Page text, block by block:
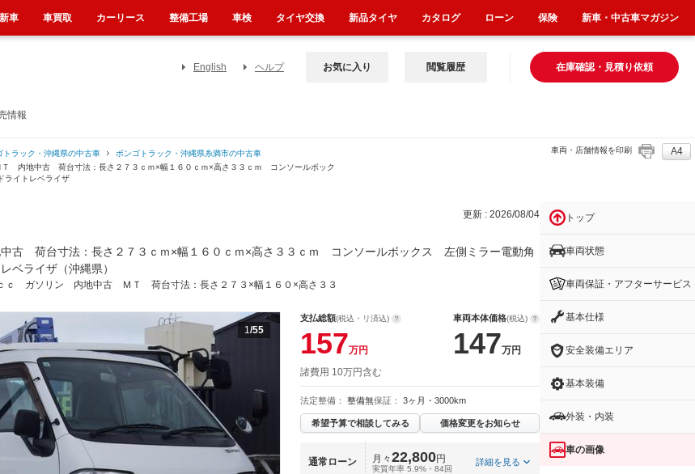
情報
English ヘルプ 在庫確認・見積り依頼
お気に入り 閲覧履歴
トラック・沖縄県の中古車
ボンゴトラック・沖縄県糸満市の中古車
内地中古 荷台寸法：長さ２７３ｃｍ×幅１６０ｃｍ×高さ３３ｃｍ コンソールボック
イトレベライザ
車両・店舗情報を印刷 A4
更新 : 2026/08/04
荷台寸法：長さ２７３ｃｍ×幅１６０ｃｍ×高さ３３ｃｍ コンソールボックス 左側ミラー電動角
ライザ（沖縄県）
ガソリン 内地中古 ＭＴ 荷台寸法：長さ２７３×幅１６０×高さ３３
1/55
支払総額(税込・リ済込)
157万円
車両本体価格(税込)
147万円
諸費用 10万円含む
法定整備： 整備無保証： 3ヶ月・3000km
希望予算で相談してみる 価格変更をお知らせ
通常ローン 月々22,800円
実質年率 5.9%・84回
詳細を見る
トップ
車両状態
車両保証・アフターサービス
基本仕様
安全装備エリア
基本装備
外装・内装
車の画像
新車 車買取 カーリース 整備工場 車検 タイヤ交換 新品タイヤ カタログ ローン 保険 新車・中古車マガジン